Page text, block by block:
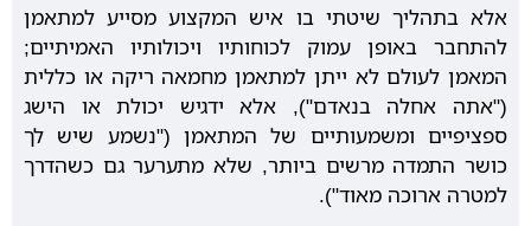
אלא בתהליך שיטתי בו איש המקצוע מסייע למתאמן
להתחבר באופן עמוק לכוחותיו ויכולותיו האמיתיים;
המאמן לעולם לא ייתן למתאמן מחמאה ריקה או כללית
("אתה אחלה בנאדם"), אלא ידגיש יכולת או הישג
ספציפיים ומשמעותיים של המתאמן ("נשמע שיש לך
כושר התמדה מרשים ביותר, שלא מתערער גם כשהדרך
למטרה ארוכה מאוד").